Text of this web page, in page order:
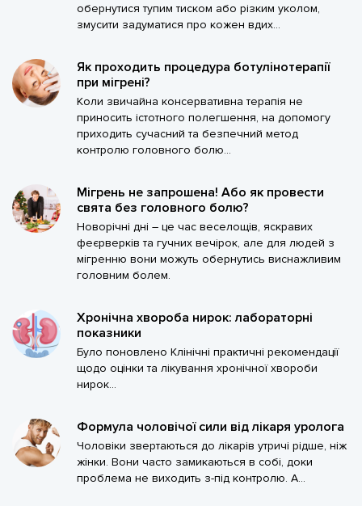
обернутися тупим тиском або різким уколом,
змусити задуматися про кожен вдих...
Як проходить процедура ботулінотерапії
при мігрені?
Коли звичайна консервативна терапія не
приносить істотного полегшення, на допомогу
приходить сучасний та безпечний метод
контролю головного болю...
Мігрень не запрошена! Або як провести
свята без головного болю?
Новорічні дні – це час веселощів, яскравих
феєрверків та гучних вечірок, але для людей з
мігренню вони можуть обернутись виснажливим
головним болем.
Хронічна хвороба нирок: лабораторні
показники
Було поновлено Клінічні практичні рекомендації
щодо оцінки та лікування хронічної хвороби
нирок...
Формула чоловічої сили від лікаря уролога
Чоловіки звертаються до лікарів утричі рідше, ніж
жінки. Вони часто замикаються в собі, доки
проблема не виходить з-під контролю. А...